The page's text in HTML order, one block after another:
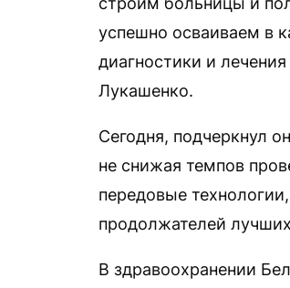
успешно осваиваем в
диагностики и
Лукашенко.
Сегодня, подчеркнул
не снижая темпов
передовые
продолжателей
В здравоохранении